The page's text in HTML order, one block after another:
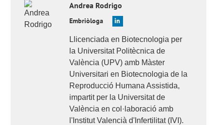
Andrea Rodrigo
Embriòloga
Llicenciada en Biotecnologia per
la Universitat Politècnica de
València (UPV) amb Màster
Universitari en Biotecnologia de la
Reproducció Humana Assistida,
impartit per la Universitat de
València en col·laboració amb
l'Institut Valencià d'Infertilitat (IVI).